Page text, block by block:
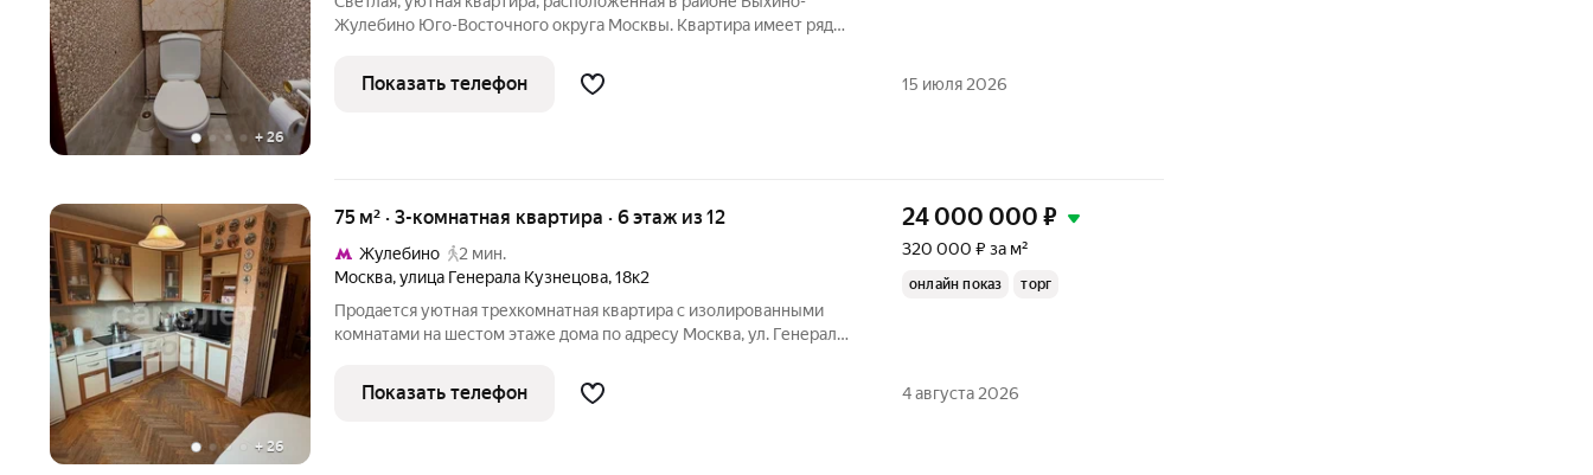
+ 26
Жулебино Юго-Восточного округа Москвы. Квартира имеет ряд
подойдет как для сдачи в аренду, так и для собственного
проживания; - Большая 3-х
Показать телефон 15 июля 2026
+ 26
75 м² · 3-комнатная квартира · 6 этаж из 12
Жулебино
2 мин.
Москва,улица Генерала Кузнецова,18к2
Продается уютная трехкомнатная квартира с изолированными
комнатами на шестом этаже дома по адресу Москва, ул. Генерала
комфортным, удобным расположением и планировкой. В
квартире выполнен
24 000 000 ₽
320 000 ₽ за м²
онлайн показ торг
Показать телефон 4 августа 2026